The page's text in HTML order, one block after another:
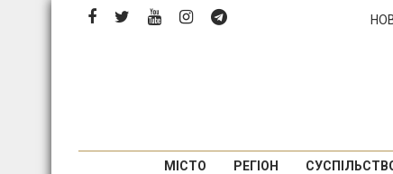
Перейти
МІСТО РЕГІОН